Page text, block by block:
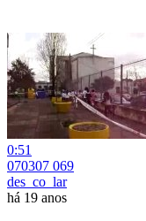
0:51
070307 069
des_co_lar
há 19 anos